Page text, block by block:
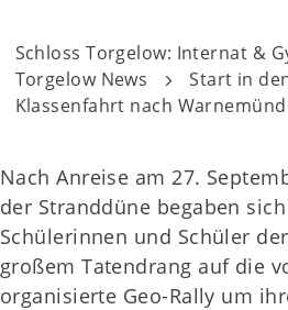
Schloss Torgelow: Internat &
Torgelow News
Start in
Klassenfahrt nach
Nach Anreise am 27.
der Stranddüne begaben
Schülerinnen und Schüler
großem Tatendrang auf die
organisierte Geo-Rally um